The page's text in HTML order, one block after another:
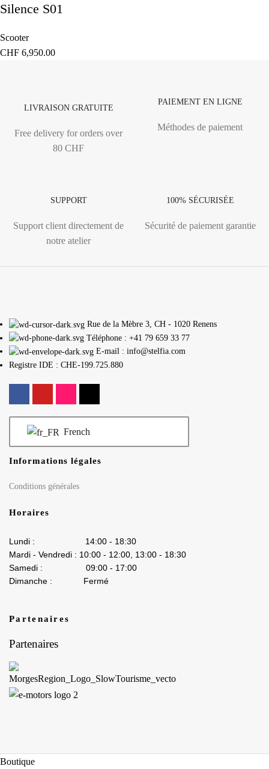
Silence S01
Scooter
CHF 6,950.00
LIVRAISON GRATUITE
Free delivery for orders over
80 CHF
PAIEMENT EN LIGNE
Méthodes de paiement
SUPPORT
Support client directement de
notre atelier
100% SÉCURISÉE
Sécurité de paiement garantie
Rue de la Mèbre 3, CH - 1020 Renens
Téléphone : +41 79 659 33 77
E-mail : info@stelfia.com
Registre IDE : CHE-199.725.880
French
Informations légales
Conditions générales
Horaires
Lundi : 14:00 - 18:30
Mardi - Vendredi : 10:00 - 12:00, 13:00 - 18:30
Samedi : 09:00 - 17:00
Dimanche : Fermé
Partenaires
Partenaires
Boutique